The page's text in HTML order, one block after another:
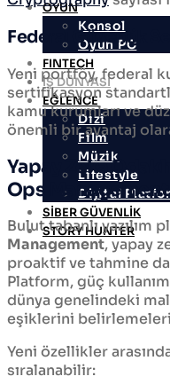
OYUN
Konsol
Oyun PC
FINTECH
İŞ DÜNYASI
EĞLENCE
Dizi
Film
Müzik
Lifestyle
Dijital
SİBER GÜVENLİK
STORY HUNTER
Federal Güvenlik
Yeni portföy, federal
sertifikasyon
kamu kurumları ve
önemli bir avantaj
Yapay Zeka
Ops Management
Bulut tabanlı yazılım
Management, yapay
proaktif ve tahmine
Platform, güç
dünya genelindeki
eşiklerini
Yeni özellikler
sıralanabilir: